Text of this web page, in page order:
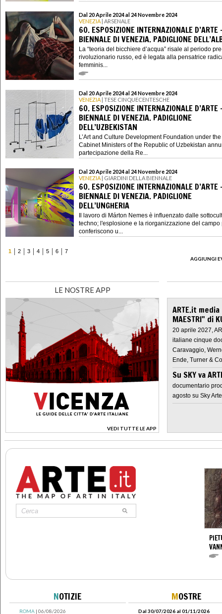
Dal 20 Aprile 2024 al 24 Novembre 2024
VENEZIA | ARSENALE
60. ESPOSIZIONE INTERNAZIONALE D’ARTE
BIENNALE DI VENEZIA. PADIGLIONE
La “teoria del bicchiere d’acqua” risale al periodo
rivoluzionario russo, ed è legata alla pensatrice
femminis...
Dal 20 Aprile 2024 al 24 Novembre 2024
VENEZIA | TESE CINQUECENTESCHE
60. ESPOSIZIONE INTERNAZIONALE D’ARTE
BIENNALE DI VENEZIA. PADIGLIONE
DELL’UZBEKISTAN
L’Art and Culture Development Foundation under the
Cabinet Ministers of the Republic of Uzbekistan
partecipazione della Re...
Dal 20 Aprile 2024 al 24 Novembre 2024
VENEZIA | GIARDINI DELLA BIENNALE
60. ESPOSIZIONE INTERNAZIONALE D’ARTE
BIENNALE DI VENEZIA. PADIGLIONE
DELL’UNGHERIA
Il lavoro di Márton Nemes è influenzato dalle
techno; l'esplosione e la riorganizzazione del campo
conferiscono u...
1 2 3 4 5 6
7
AGGIUNGI
LE NOSTRE APP
VEDI TUTTE LE APP
>
ARTE.it
MAESTRI" di
20 aprile 2027,
italiane cinque
Caravaggio,
Ende, Turner &
Su SKY va
documentario
agosto su Sky Arte
NOTIZIE
ROMA| 06/08/2026
MOSTRE
Dal 30/07/2026 al 01/11/2026